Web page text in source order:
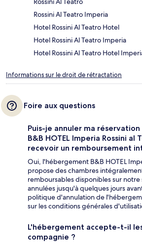
Rossini Al Teatro Imperia
Hotel Rossini Al Teatro Hotel
Hotel Rossini Al Teatro Imperia
Hotel Rossini Al Teatro Hotel
Informations sur le droit de rétractation
Foire aux questions
Puis-je annuler ma
B&B HOTEL Imperia Rossini al
recevoir un remboursement
Oui, l'hébergement B&B HOTEL
propose des chambres
remboursables disponibles sur
annulées jusqu'à quelques jours
politique d'annulation de
sur les conditions générales
L'hébergement accepte-t-il
compagnie ?